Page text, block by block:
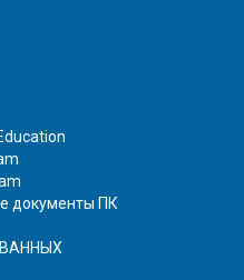
документы ПК